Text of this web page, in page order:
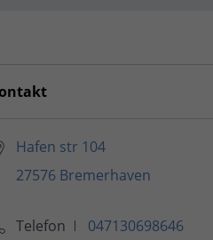
Hafen str 104
27576 Bremerhaven
Telefon 047130698646